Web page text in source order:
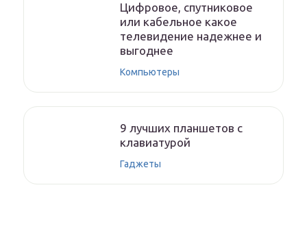
Цифровое, спутниковое
или кабельное какое
телевидение надежнее и
выгоднее
Компьютеры
9 лучших планшетов с
клавиатурой
Гаджеты